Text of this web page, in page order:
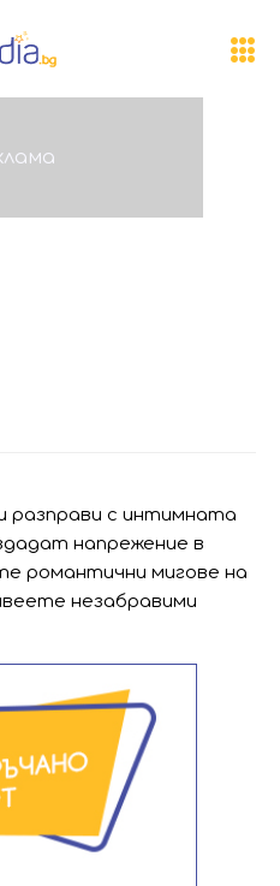
разправи с интимната
напрежение в
романтични мигове на
незабравими